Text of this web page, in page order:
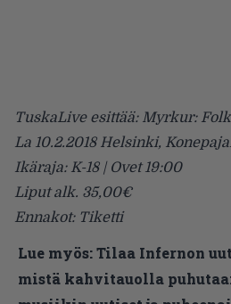
TuskaLive esittää: Myrkur:
La 10.2.2018 Helsinki,
Ikäraja: K-18 | Ovet 19:00
Liput alk. 35,00€
Ennakot: Tiketti
Lue myös:Tilaa Infernon
mistä kahvitauolla